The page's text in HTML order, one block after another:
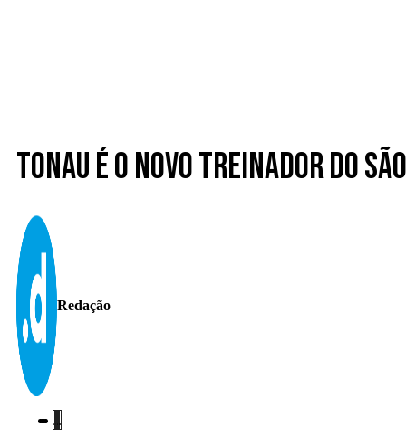
Tonau é o novo treinador do
Redação